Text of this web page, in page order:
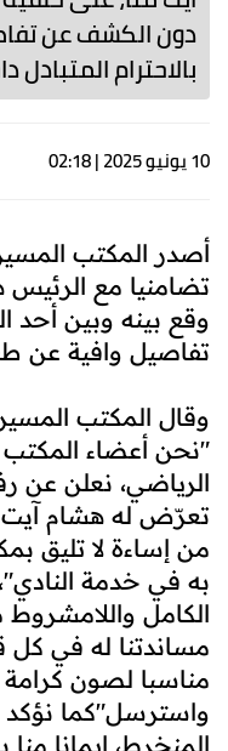
دون الكشف عن
بالاحترام
10 يونيو 2025 | 02:18
أصدر المكتب المسير
تضامنيا مع
وقع بينه وبين أحد
تفاصيل وافية عن
وقال المكتب المسير
"نحن أعضاء المكتب
الرياضي، نعلن عن
تعرّض له هشام آيت
من إساءة لا تليق
به في خدمة
الكامل واللامشروط
مساندتنا له في كل
مناسبا لصون
واسترسل"كما نؤكد
المنخرط، إيمانا